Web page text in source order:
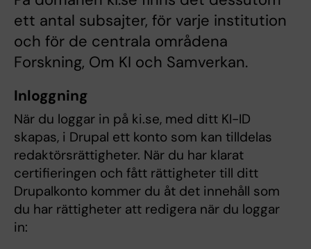
ett antal subsajter, för varje institution
och för de centrala områdena
Forskning, Om KI och Samverkan.
Inloggning
När du loggar in på ki.se, med ditt KI-ID
skapas, i Drupal ett konto som kan tilldelas
redaktörsrättigheter. När du har klarat
certifieringen och fått rättigheter till ditt
Drupalkonto kommer du åt det innehåll som
du har rättigheter att redigera när du loggar
in: